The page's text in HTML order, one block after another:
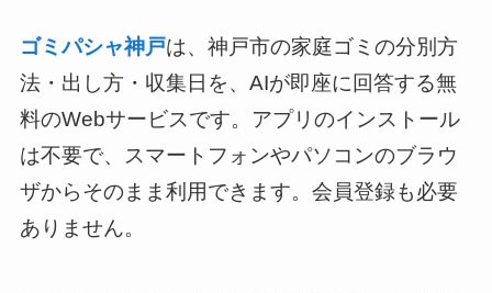
ゴミパシャ神戸は、神戸市の家庭ゴミの分別方
法・出し方・収集日を、AIが即座に回答する無
料のWebサービスです。アプリのインストール
は不要で、スマートフォンやパソコンのブラウ
ザからそのまま利用できます。会員登録も必要
ありません。